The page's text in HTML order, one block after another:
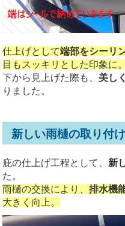
仕上げとして端部をシーリ
目もスッキリとした印象に。
下から見上げた際も、 美し
りました。
新しい雨樋の取り付
庇の仕上げ工程として、 新
た。
雨樋の交換により、排水機
大きく向上。